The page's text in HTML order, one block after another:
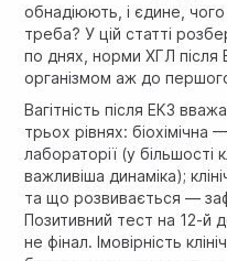
обнадіюють, і єдине,
треба? У цій статті
по днях, норми ХГЛ після
організмом аж до
Вагітність після ЕКЗ
трьох рівнях:
лабораторії (у
важливіша динаміка);
та що розвивається —
Позитивний тест на 12-й
не фінал. Імовірність